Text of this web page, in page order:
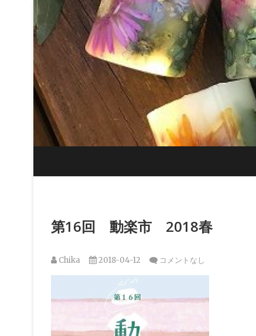
content
第16回 動楽市 2018春
Chika 2018-04-12 コメントなし